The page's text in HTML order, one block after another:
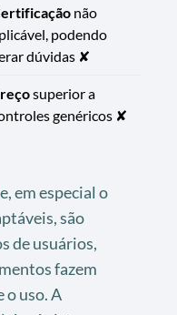
não
podendo
dúvidas ✘
superior a
genéricos ✘
em especial o
são
de usuários,
fazem
o uso. A